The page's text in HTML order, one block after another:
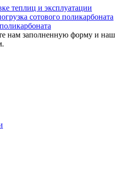
теплиц и эксплуатации
сотового поликарбоната
нам заполненную форму и наш